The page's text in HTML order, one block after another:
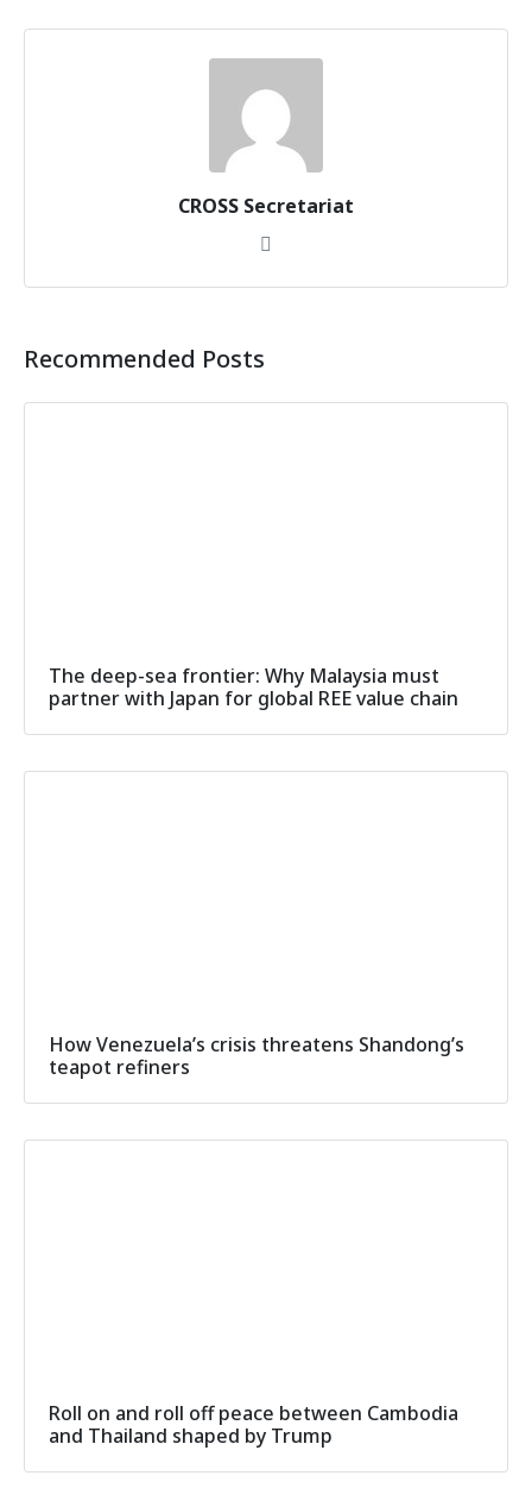
CROSS Secretariat
Recommended Posts
The deep-sea frontier: Why Malaysia must
partner with Japan for global REE value chain
How Venezuela’s crisis threatens Shandong’s
teapot refiners
Roll on and roll off peace between Cambodia
and Thailand shaped by Trump